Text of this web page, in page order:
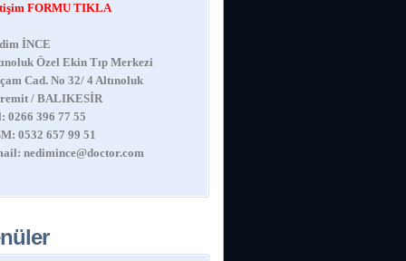
FORMU TIKLA
İNCE
Özel Ekin Tıp Merkezi
Cad. No 32/ 4 Altınoluk
/ BALIKESİR
0266 396 77 55
0532 657 99 51
nedimince@doctor.com